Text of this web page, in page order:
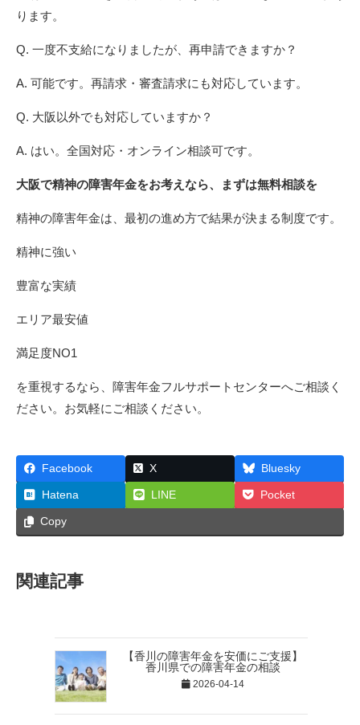
ります。
Q. 一度不支給になりましたが、再申請できますか？
A. 可能です。再請求・審査請求にも対応しています。
Q. 大阪以外でも対応していますか？
A. はい。全国対応・オンライン相談可です。
大阪で精神の障害年金をお考えなら、まずは無料相談を
精神の障害年金は、最初の進め方で結果が決まる制度です。
精神に強い
豊富な実績
エリア最安値
満足度NO1
を重視するなら、障害年金フルサポートセンターへご相談く
ださい。お気軽にご相談ください。
Facebook X Bluesky
Hatena LINE Pocket
Copy
関連記事
【香川の障害年金を安価にご支援】
香川県での障害年金の相談
2026-04-14